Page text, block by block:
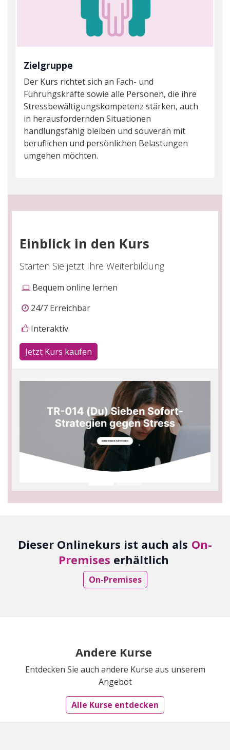
Zielgruppe
Der Kurs richtet sich an Fach- und
Führungskräfte sowie alle Personen, die ihre
Stressbewältigungskompetenz stärken, auch
in herausfordernden Situationen
handlungsfähig bleiben und souverän mit
beruflichen und persönlichen Belastungen
umgehen möchten.
Einblick in den Kurs
Starten Sie jetzt Ihre Weiterbildung
Bequem online lernen
24/7 Erreichbar
Interaktiv
Jetzt Kurs kaufen
Dieser Onlinekurs ist auch als On-
Premises erhältlich
On-Premises
Andere Kurse
Entdecken Sie auch andere Kurse aus unserem
Angebot
Alle Kurse entdecken